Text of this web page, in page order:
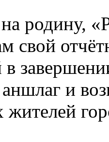
родину,
свой
в
и
жителей